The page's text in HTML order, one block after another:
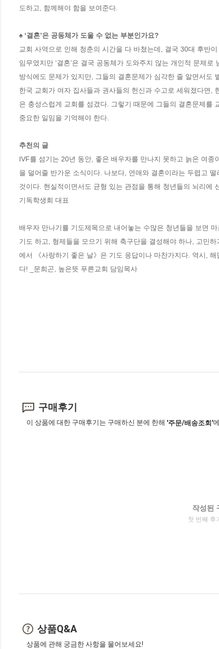
도하고, 함께해야 함을 보여준다.
♠ ‘결혼’은 공동체가 도울 수 없는 부분인가요?
교회 사역으로 인해 청춘의 시간을 다 바쳤는데, 결국 30대 후반
임무였지만 ‘결혼’은 결국 공동체가 도와주지 않는 개인적 문제
방식에도 문제가 있지만, 그들의 결혼문제가 심각한 줄 알면서도
한국 교회가 여자 집사들과 권사들의 헌신과 수고로 세워졌다면,
은 충성스럽게 교회를 섬겼다. 그렇기 때문에 그들의 결혼문제를
중요한 일임을 기억해야 한다.
추천의 글
IVF를 섬기는 20년 동안, 좋은 배우자를 만나지 못하고 늙은 여
을 덜어줄 반가운 소식이다. 나보다, 연애와 결혼이라는 두렵고
것이다. 현실적이면서도 균형 있는 관점을 통해 청년들의 뇌리에
기독학생회 대표
배우자 만나기를 기도제목으로 내어놓는 수많은 청년들을 보면
기도 하고, 형제들을 모으기 위해 축구단을 결성해야 하나, 고민
에서 《사랑하기 좋은 날》은 기도 응답이나 마찬가지다. 역시,
다! _문희곤, 높은뜻 푸른교회 담임목사
구매후기
이 상품에 대한 구매후기는 구매하신 분에 한해 '주문/배송조회'
작성된
첫 번째 후
상품Q&A
상품에 관해 궁금한 사항을 물어보세요!